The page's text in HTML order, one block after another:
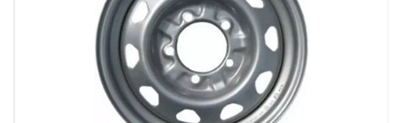
Диск 16х6 1/2J H2 (на УАЗ)